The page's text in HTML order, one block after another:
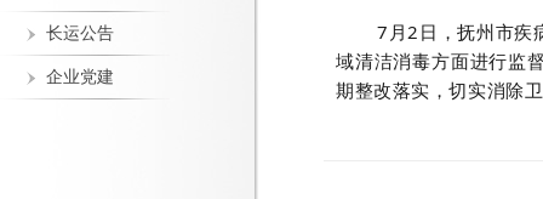
长运公告
企业党建
7 月2 日 ，抚州市
域清洁消毒方面进行监
期整改落实，切实消除